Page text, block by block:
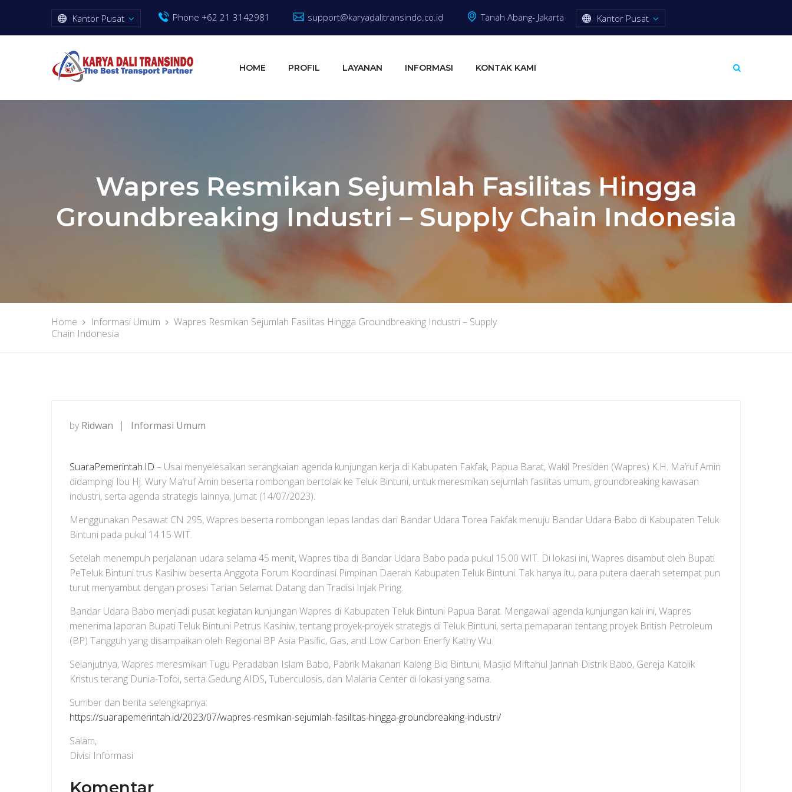
Kantor Pusat Phone +62 21 3142981 support@karyadalitransindo.co.id Tanah Abang- Jakarta Kantor Pusat
HOME PROFIL LAYANAN INFORMASI KONTAK KAMI
Wapres Resmikan Sejumlah Fasilitas Hingga
Groundbreaking Industri – Supply Chain Indonesia
Home Informasi Umum
Wapres Resmikan Sejumlah Fasilitas Hingga Groundbreaking Industri – Supply
Chain Indonesia
by Ridwan Informasi Umum
SuaraPemerintah.ID – Usai menyelesaikan serangkaian agenda kunjungan kerja di Kabupaten Fakfak, Papua Barat, Wakil Presiden (Wapres) K.H. Ma’ruf Amin
didampingi Ibu Hj. Wury Ma’ruf Amin beserta rombongan bertolak ke Teluk Bintuni, untuk meresmikan sejumlah fasilitas umum, groundbreaking kawasan
industri, serta agenda strategis lainnya, Jumat (14/07/2023).
Menggunakan Pesawat CN 295, Wapres beserta rombongan lepas landas dari Bandar Udara Torea Fakfak menuju Bandar Udara Babo di Kabupaten Teluk
Bintuni pada pukul 14.15 WIT.
Setelah menempuh perjalanan udara selama 45 menit, Wapres tiba di Bandar Udara Babo pada pukul 15.00 WIT. Di lokasi ini, Wapres disambut oleh Bupati
PeTeluk Bintuni trus Kasihiw beserta Anggota Forum Koordinasi Pimpinan Daerah Kabupaten Teluk Bintuni. Tak hanya itu, para putera daerah setempat pun
turut menyambut dengan prosesi Tarian Selamat Datang dan Tradisi Injak Piring.
Bandar Udara Babo menjadi pusat kegiatan kunjungan Wapres di Kabupaten Teluk Bintuni Papua Barat. Mengawali agenda kunjungan kali ini, Wapres
menerima laporan Bupati Teluk Bintuni Petrus Kasihiw, tentang proyek-proyek strategis di Teluk Bintuni, serta pemaparan tentang proyek British Petroleum
(BP) Tangguh yang disampaikan oleh Regional BP Asia Pasific, Gas, and Low Carbon Enerfy Kathy Wu.
Selanjutnya, Wapres meresmikan Tugu Peradaban Islam Babo, Pabrik Makanan Kaleng Bio Bintuni, Masjid Miftahul Jannah Distrik Babo, Gereja Katolik
Kristus terang Dunia-Tofoi, serta Gedung AIDS, Tuberculosis, dan Malaria Center di lokasi yang sama.
Sumber dan berita selengkapnya:
https://suarapemerintah.id/2023/07/wapres-resmikan-sejumlah-fasilitas-hingga-groundbreaking-industri/
Salam,
Divisi Informasi
Komentar